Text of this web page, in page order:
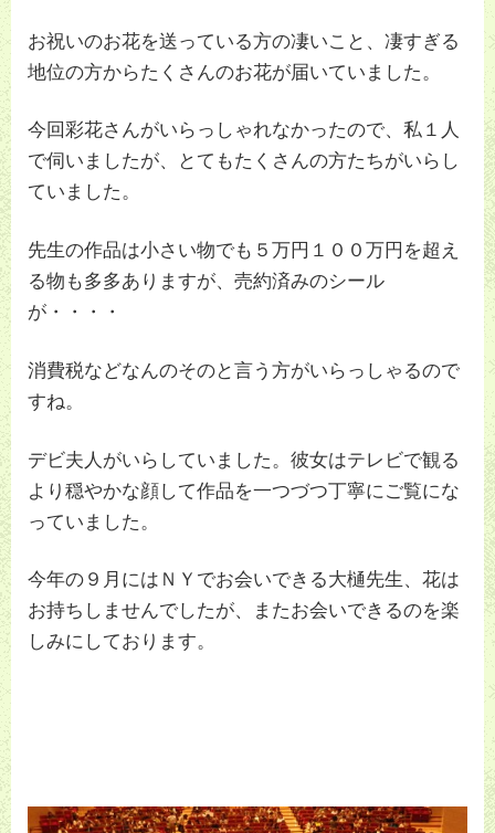
お祝いのお花を送っている方の凄いこと、凄すぎる
地位の方からたくさんのお花が届いていました。
今回彩花さんがいらっしゃれなかったので、私１人
で伺いましたが、とてもたくさんの方たちがいらし
ていました。
先生の作品は小さい物でも５万円１００万円を超え
る物も多多ありますが、売約済みのシール
が・・・・
消費税などなんのそのと言う方がいらっしゃるので
すね。
デビ夫人がいらしていました。彼女はテレビで観る
より穏やかな顔して作品を一つづつ丁寧にご覧にな
っていました。
今年の９月にはＮＹでお会いできる大樋先生、花は
お持ちしませんでしたが、またお会いできるのを楽
しみにしております。